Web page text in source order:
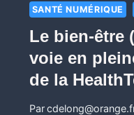
SANTÉ NUMÉRIQUE
Le bien-être
voie en
de la
Par